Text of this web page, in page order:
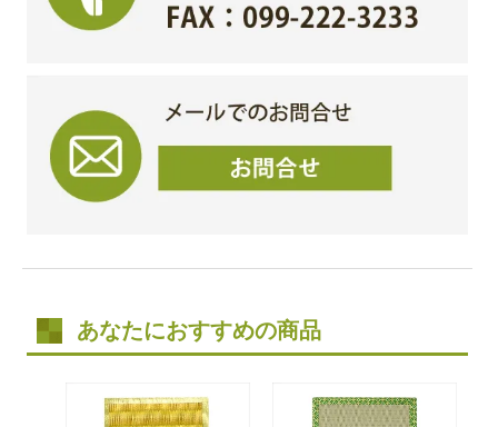
あなたにおすすめの商品